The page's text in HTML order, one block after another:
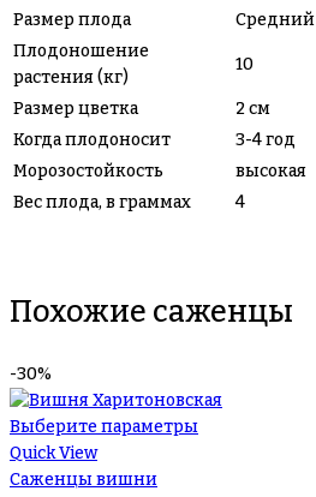
Размер плода
Средний
Плодоношение
растения (кг)
10
Размер цветка
2 см
Когда плодоносит
3-4 год
Морозостойкость
высокая
Вес плода, в граммах
4
Похожие саженцы
-30%
Выберите параметры
Quick View
Саженцы вишни